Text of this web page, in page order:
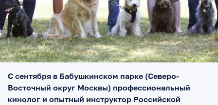
С сентября в Бабушкинском парке (Северо-
Восточный округ Москвы) профессиональный
кинолог и опытный инструктор Российской